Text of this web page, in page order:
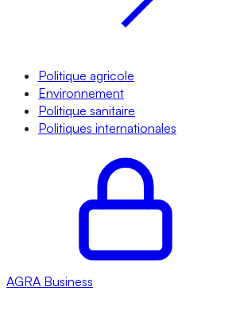
Politique agricole
Environnement
Politique sanitaire
Politiques internationales
AGRA Business